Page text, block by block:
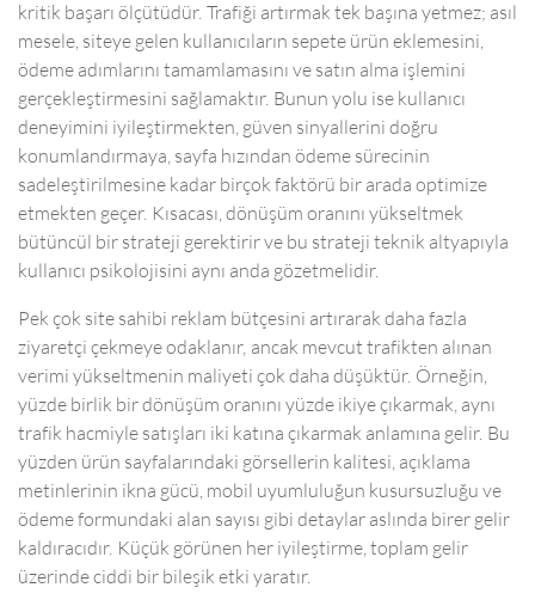
kritik başarı ölçütüdür. Trafiği artırmak tek başına yetmez; asıl
mesele, siteye gelen kullanıcıların sepete ürün eklemesini,
ödeme adımlarını tamamlamasını ve satın alma işlemini
gerçekleştirmesini sağlamaktır. Bunun yolu ise kullanıcı
deneyimini iyileştirmekten, güven sinyallerini doğru
konumlandırmaya, sayfa hızından ödeme sürecinin
sadeleştirilmesine kadar birçok faktörü bir arada optimize
etmekten geçer. Kısacası, dönüşüm oranını yükseltmek
bütüncül bir strateji gerektirir ve bu strateji teknik altyapıyla
kullanıcı psikolojisini aynı anda gözetmelidir.
Pek çok site sahibi reklam bütçesini artırarak daha fazla
ziyaretçi çekmeye odaklanır, ancak mevcut trafikten alınan
verimi yükseltmenin maliyeti çok daha düşüktür. Örneğin,
yüzde birlik bir dönüşüm oranını yüzde ikiye çıkarmak, aynı
trafik hacmiyle satışları iki katına çıkarmak anlamına gelir. Bu
yüzden ürün sayfalarındaki görsellerin kalitesi, açıklama
metinlerinin ikna gücü, mobil uyumluluğun kusursuzluğu ve
ödeme formundaki alan sayısı gibi detaylar aslında birer gelir
kaldıracıdır. Küçük görünen her iyileştirme, toplam gelir
üzerinde ciddi bir bileşik etki yaratır.